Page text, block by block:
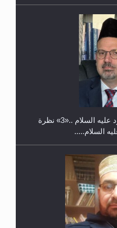
الأحمدية بنيجيريا لعام
رأيٌ في لغة المسيح الموعود عليه السلام ..«3» نظرة
السلام.....